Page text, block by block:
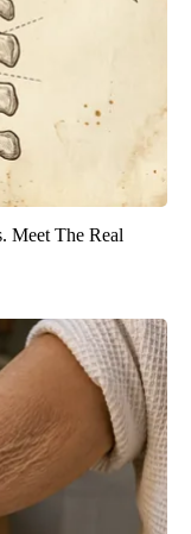
Meet The Real